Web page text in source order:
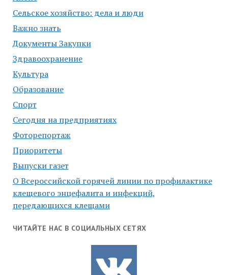
Сельское хозяйство: дела и люди
Важно знать
Документы Закупки
Здравоохранение
Культура
Образование
Спорт
Сегодня на предприятиях
Фоторепортаж
Приоритеты
Выпуски газет
О Всероссийской горячей линии по профилактике
клещевого энцефалита и инфекций,
передающихся клещами
ЧИТАЙТЕ НАС В СОЦИАЛЬНЫХ СЕТЯХ